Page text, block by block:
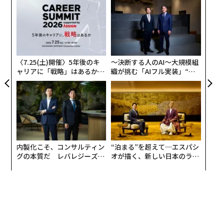
翻訳・編集＝出田静
〈7.25(土)開催〉5年後のキ
ャリアに「戦略」はあるか。
トップエグゼクティブのキャ
リアに触れる1日│CAREER S
UMMIT 2026
〜決断する人のAI〜大規模組
織が挑む「AIフル実装」“使
う”企業から“動く”企業へ【N
TTドコモビジネス×PwC】
内製化こそ、コンサルティン
グの本質だ レバレジーズが
“泊まる”を超えて─エスパシ
オが描く、新しい日本のラグ